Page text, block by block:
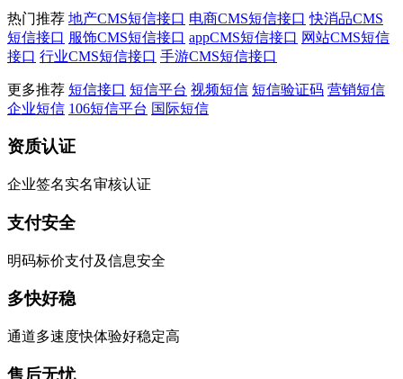
热门推荐 地产CMS短信接口 电商CMS短信接口 快消品CMS
短信接口 服饰CMS短信接口 appCMS短信接口 网站CMS短信
接口 行业CMS短信接口 手游CMS短信接口
更多推荐 短信接口 短信平台 视频短信 短信验证码 营销短信
企业短信 106短信平台 国际短信
资质认证
企业签名实名审核认证
支付安全
明码标价支付及信息安全
多快好稳
通道多速度快体验好稳定高
售后无忧